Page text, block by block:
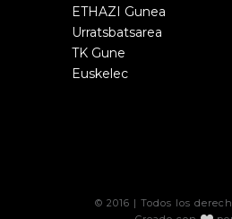
ETHAZI Gunea
Urratsbatsarea
TK Gune
Euskelec
© 2016 | Todos los